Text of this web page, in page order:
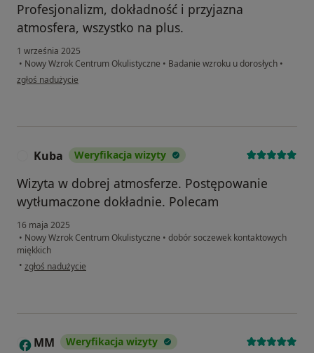
Profesjonalizm, dokładność i przyjazna
atmosfera, wszystko na plus.
1 września 2025
• Nowy Wzrok Centrum Okulistyczne • Badanie wzroku u dorosłych •
w opinii użytkownika Mk
zgłoś nadużycie
Kuba Weryfikacja wizyty
Wizyta w dobrej atmosferze. Postępowanie
wytłumaczone dokładnie. Polecam
16 maja 2025
• Nowy Wzrok Centrum Okulistyczne • dobór soczewek kontaktowych
miękkich
• w opinii użytkownika Kuba
zgłoś nadużycie
M MM Weryfikacja wizyty